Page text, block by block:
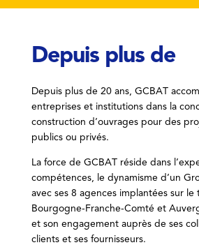
Depuis plus de
Depuis plus de 20 ans, GCBAT
entreprises et institutions dans la
construction d’ouvrages pour des
publics ou privés.
La force de GCBAT réside dans
compétences, le dynamisme d’un
avec ses 8 agences implantées sur le
Bourgogne-Franche-Comté et
et son engagement auprès de ses
clients et ses fournisseurs.